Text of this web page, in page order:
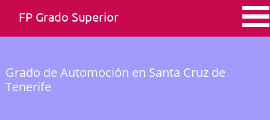
FP Grado Superior
Grado de Automoción en Santa Cruz de
Tenerife